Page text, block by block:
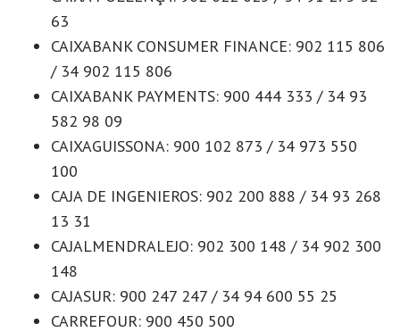
63
CAIXABANK CONSUMER FINANCE: 902 115 806
/ 34 902 115 806
CAIXABANK PAYMENTS: 900 444 333 / 34 93
582 98 09
CAIXAGUISSONA: 900 102 873 / 34 973 550
100
CAJA DE INGENIEROS: 902 200 888 / 34 93 268
13 31
CAJALMENDRALEJO: 902 300 148 / 34 902 300
148
CAJASUR: 900 247 247 / 34 94 600 55 25
CARREFOUR: 900 450 500